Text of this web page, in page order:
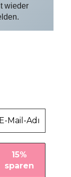
wieder